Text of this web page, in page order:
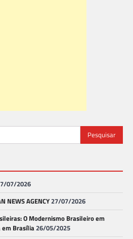
07/2026
NEWS AGENCY27/07/2026
O Modernismo Brasileiro em
em Brasília26/05/2025